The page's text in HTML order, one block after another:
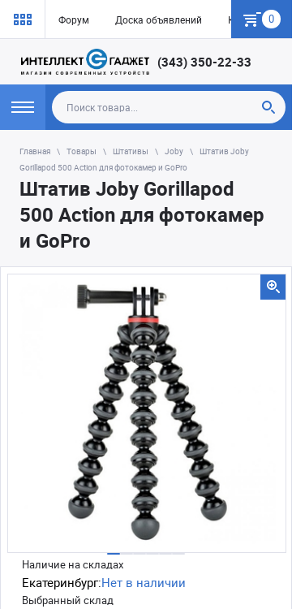
Форум Доска объявлений Как купить
0
(343) 350-22-33
Главная Товары Штативы Joby
Штатив Joby
Gorillapod 500 Action для фотокамер и GoPro
Штатив Joby Gorillapod
500 Action для фотокамер
и GoPro
Наличие на складах
Екатеринбург:Нет в наличии
Выбранный склад